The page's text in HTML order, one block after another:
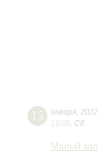
15 января 2022
19:00 Сб
Малый зал